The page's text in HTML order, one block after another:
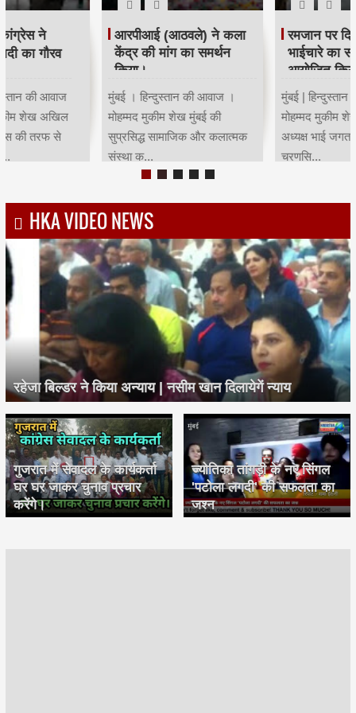
रमजान पर दिया एकता-
भाईचारे का संदेश:कांग्रेस ने
आयोजित किया रोजा इफ्तार
मुंबई | हिन्दुस्तान की आवाज |
मोहम्मद मुकीम शेखमुंबई कांग्रेस
अध्यक्ष भाई जगताप व कार्याध्यक्ष
श्री सिद्धिविनायक मंदिर
ट्रस्ट ने सचिन तेंदुलकर का
मुंबई । हिन्दुस्तान की आवाज ।
मोहम्मद मुकीम शेख भारतीय क्रिकेट
के भगवान कहे जाने वाले देश के
HKA VIDEO NEWS
रहेजा बिल्डर ने किया अन्याय | नसीम खान दिलायेगें न्याय
गुजरात में सेवादल के कार्यकर्ता
घर घर जाकर चुनाव प्रचार
करेंगे।
ज्योतिका तांगड़ी के नए सिंगल
'पटोला लगदी' की सफलता का
जश्न